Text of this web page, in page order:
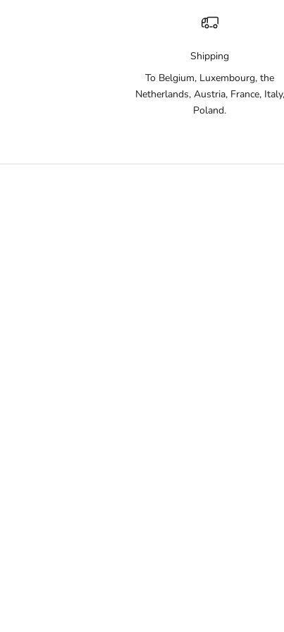
Shipping
To Belgium, Luxembourg, the
Netherlands, Austria, France, Italy,
Poland.